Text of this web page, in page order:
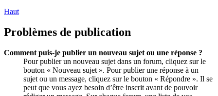
Haut
Problèmes de publication
Comment puis-je publier un nouveau sujet ou une réponse ?
Pour publier un nouveau sujet dans un forum, cliquez sur le
bouton « Nouveau sujet ». Pour publier une réponse à un
sujet ou un message, cliquez sur le bouton « Répondre ». Il se
peut que vous ayez besoin d’être inscrit avant de pouvoir